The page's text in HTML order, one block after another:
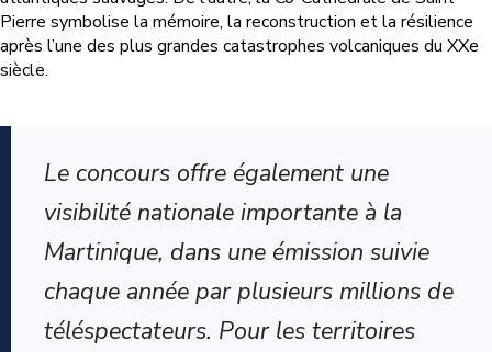
Pierre symbolise la mémoire, la reconstruction et la résilience
après l’une des plus grandes catastrophes volcaniques du XXe
siècle.
Le concours offre également une
visibilité nationale importante à la
Martinique, dans une émission suivie
chaque année par plusieurs millions de
téléspectateurs. Pour les territoires